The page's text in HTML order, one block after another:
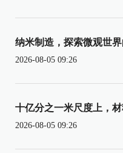
纳米制造，探索微观世
2026-08-05 09:26
十亿分之一米尺度上，
2026-08-05 09:26